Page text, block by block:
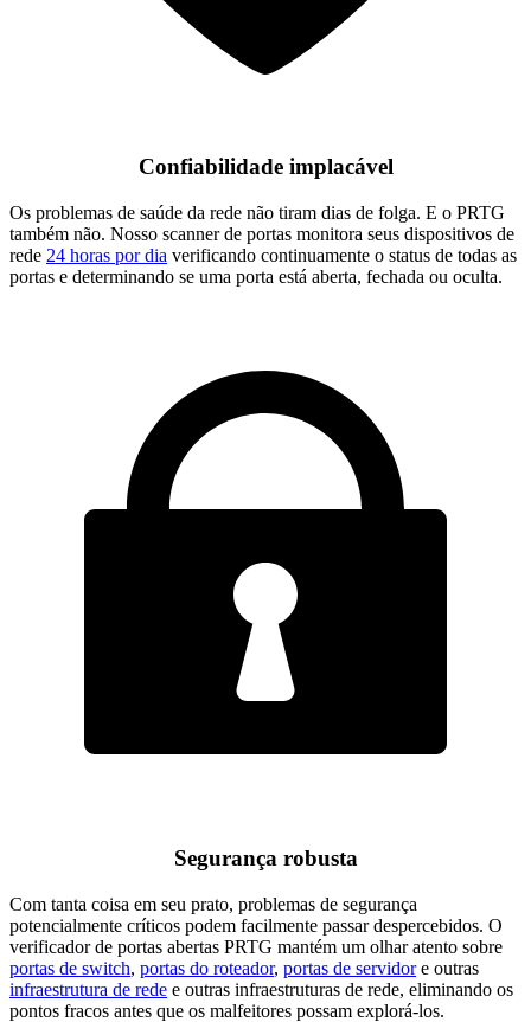
Confiabilidade implacável
Os problemas de saúde da rede não tiram dias de folga. E o PRTG
também não. Nosso scanner de portas monitora seus dispositivos de
rede 24 horas por dia verificando continuamente o status de todas as
portas e determinando se uma porta está aberta, fechada ou oculta.
Segurança robusta
Com tanta coisa em seu prato, problemas de segurança
potencialmente críticos podem facilmente passar despercebidos. O
verificador de portas abertas PRTG mantém um olhar atento sobre
portas de switch, portas do roteador, portas de servidore outras
infraestrutura de rede e outras infraestruturas de rede, eliminando os
pontos fracos antes que os malfeitores possam explorá-los.